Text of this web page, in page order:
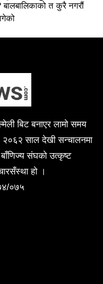
त कुरै नगरौं
बिट बनाएर लामो समय
२०६२ साल देखी सन्चालनमा
संघको उत्कृष्ट
हो ।
०७५